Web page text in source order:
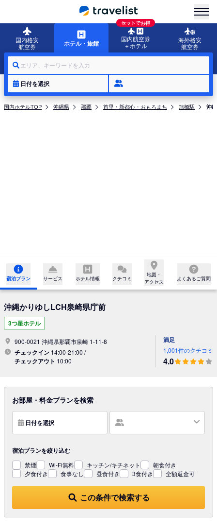
国内格安
航空券
ホテル・旅館
セットでお得
国内航空券
＋ホテル
海外格安
航空券
エリア、キーワードを入力
日付を選択
国内ホテルTOP 沖縄県 那覇 首里・新都心・おもろまち 旭橋駅 沖
宿泊プラン サービス ホテル情報 クチコミ
地図・
アクセス
よくあるご質問
沖縄かりゆしLCH泉崎県庁前
3つ星ホテル
900-0021 沖縄県那覇市泉崎 1-11-8
チェックイン 14:00-21:00 /
チェックアウト 10:00
満足
1,001件のクチコミ
4.0
お部屋・料金プランを検索
日付を選択
この条件で検索する
宿泊プランを絞り込む
禁煙 Wi-Fi無料 キッチン/キチネット
朝食付き
夕食付き
食事なし 昼食付き 3食付き 全額返金可